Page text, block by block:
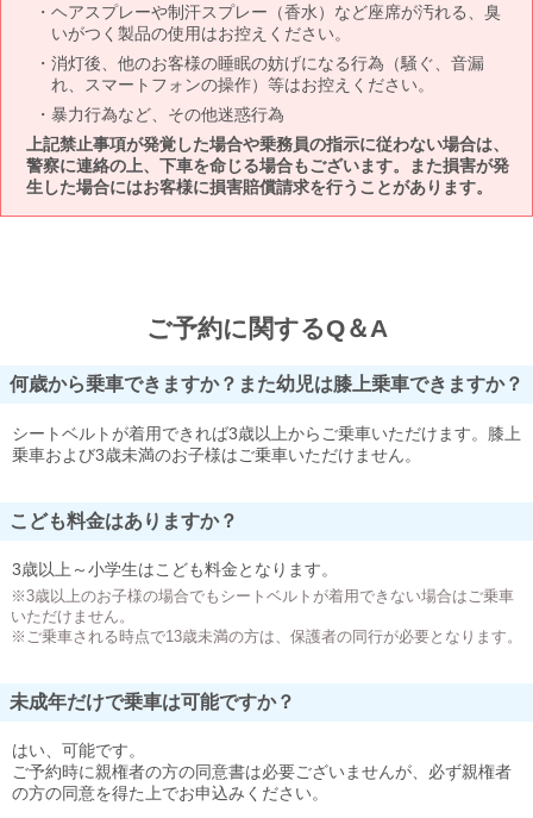
ヘアスプレーや制汗スプレー（香水）など座席が汚れる、臭
いがつく製品の使用はお控えください。
消灯後、他のお客様の睡眠の妨げになる行為（騒ぐ、音漏
れ、スマートフォンの操作）等はお控えください。
暴力行為など、その他迷惑行為
上記禁止事項が発覚した場合や乗務員の指示に従わない場合は、
警察に連絡の上、下車を命じる場合もございます。また損害が発
生した場合にはお客様に損害賠償請求を行うことがあります。
ご予約に関するQ＆A
何歳から乗車できますか？また幼児は膝上乗車できますか？
シートベルトが着用できれば3歳以上からご乗車いただけます。膝上
乗車および3歳未満のお子様はご乗車いただけません。
こども料金はありますか？
3歳以上～小学生はこども料金となります。
※3歳以上のお子様の場合でもシートベルトが着用できない場合はご乗車
いただけません。
※ご乗車される時点で13歳未満の方は、保護者の同行が必要となります。
未成年だけで乗車は可能ですか？
はい、可能です。
ご予約時に親権者の方の同意書は必要ございませんが、必ず親権者
の方の同意を得た上でお申込みください。